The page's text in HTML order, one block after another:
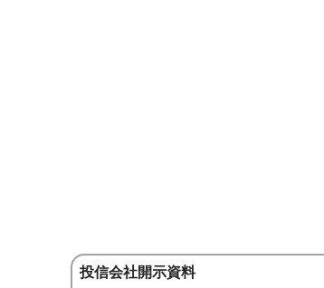
投信会社開示資料